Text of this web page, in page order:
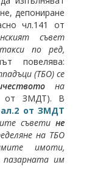
депониране
чл.141 от
съвет
по ред,
повелява:
(ТБО) се
на
от ЗМДТ). В
ал.2 от ЗМДТ
съветине
на ТБО
имоти,
им